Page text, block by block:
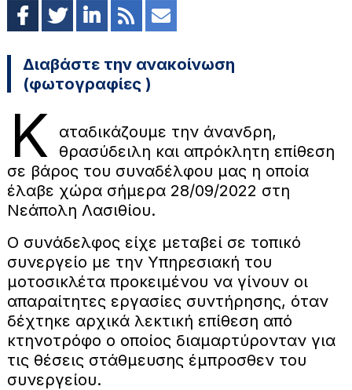
Διαβάστε την ανακοίνωση
(φωτογραφίες )
Κ
αταδικάζουμε την άνανδρη,
θρασύδειλη και απρόκλητη επίθεση
σε βάρος του συναδέλφου μας η οποία
έλαβε χώρα σήμερα 28/09/2022 στη
Νεάπολη Λασιθίου.
Ο συνάδελφος είχε μεταβεί σε τοπικό
συνεργείο με την Υπηρεσιακή του
μοτοσικλέτα προκειμένου να γίνουν οι
απαραίτητες εργασίες συντήρησης, όταν
δέχτηκε αρχικά λεκτική επίθεση από
κτηνοτρόφο ο οποίος διαμαρτύρονταν για
τις θέσεις στάθμευσης έμπροσθεν του
συνεργείου.